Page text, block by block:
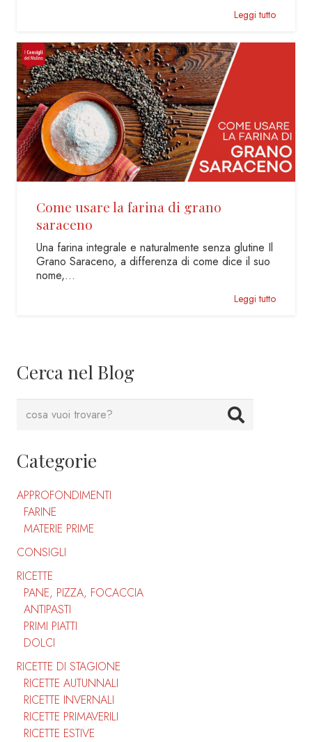
Cerca nel Blog
Categorie
APPROFONDIMENTI
FARINE
MATERIE PRIME
CONSIGLI
RICETTE
PANE, PIZZA, FOCACCIA
ANTIPASTI
PRIMI PIATTI
DOLCI
RICETTE DI STAGIONE
RICETTE AUTUNNALI
RICETTE INVERNALI
RICETTE PRIMAVERILI
RICETTE ESTIVE
Leggi tutto
Come usare la farina di grano
saraceno
Una farina integrale e naturalmente senza glutine Il
Grano Saraceno, a differenza di come dice il suo
nome,…
Leggi tutto